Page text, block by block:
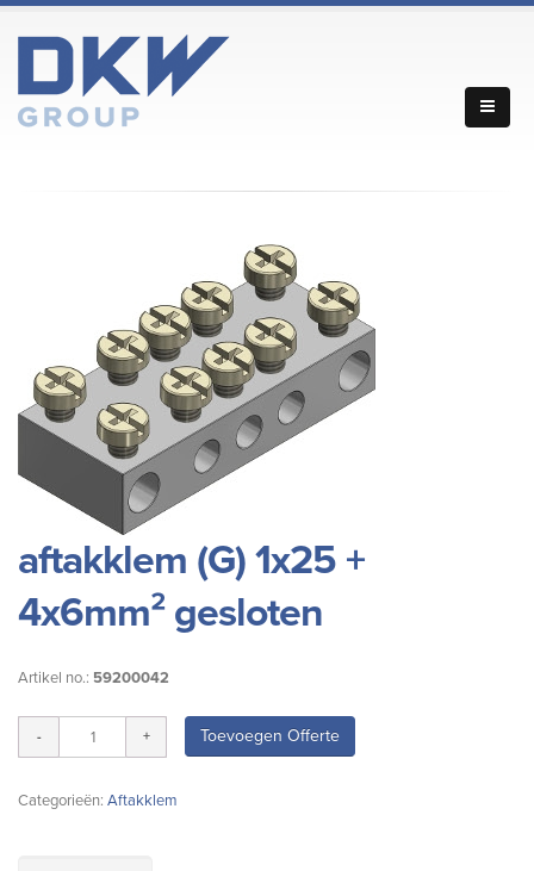
aftakklem (G) 1x25 +
4x6mm² gesloten
Artikel no.: 59200042
Toevoegen Offerte
Categorieën: Aftakklem